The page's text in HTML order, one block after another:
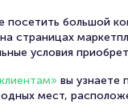
большой
страницах
условия
вы узнаете
мест,